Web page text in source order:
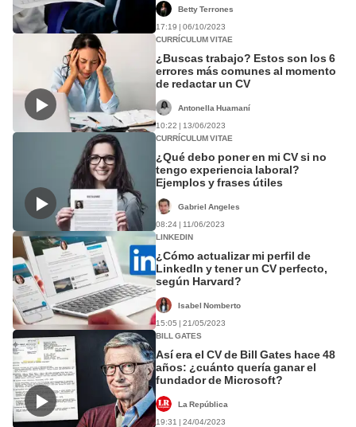
Betty Terrones
17:19 | 06/10/2023
CURRÍCULUM VITAE
¿Buscas trabajo? Estos son los 6
errores más comunes al momento
de redactar un CV
Antonella Huamaní
10:22 | 13/06/2023
CURRÍCULUM VITAE
¿Qué debo poner en mi CV si no
tengo experiencia laboral?
Ejemplos y frases útiles
Gabriel Angeles
08:24 | 11/06/2023
LINKEDIN
¿Cómo actualizar mi perfil de
LinkedIn y tener un CV perfecto,
según Harvard?
Isabel Nomberto
15:05 | 21/05/2023
BILL GATES
Así era el CV de Bill Gates hace 48
años: ¿cuánto quería ganar el
fundador de Microsoft?
La República
19:31 | 24/04/2023